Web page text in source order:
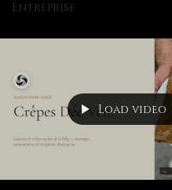
Entreprise
Load video